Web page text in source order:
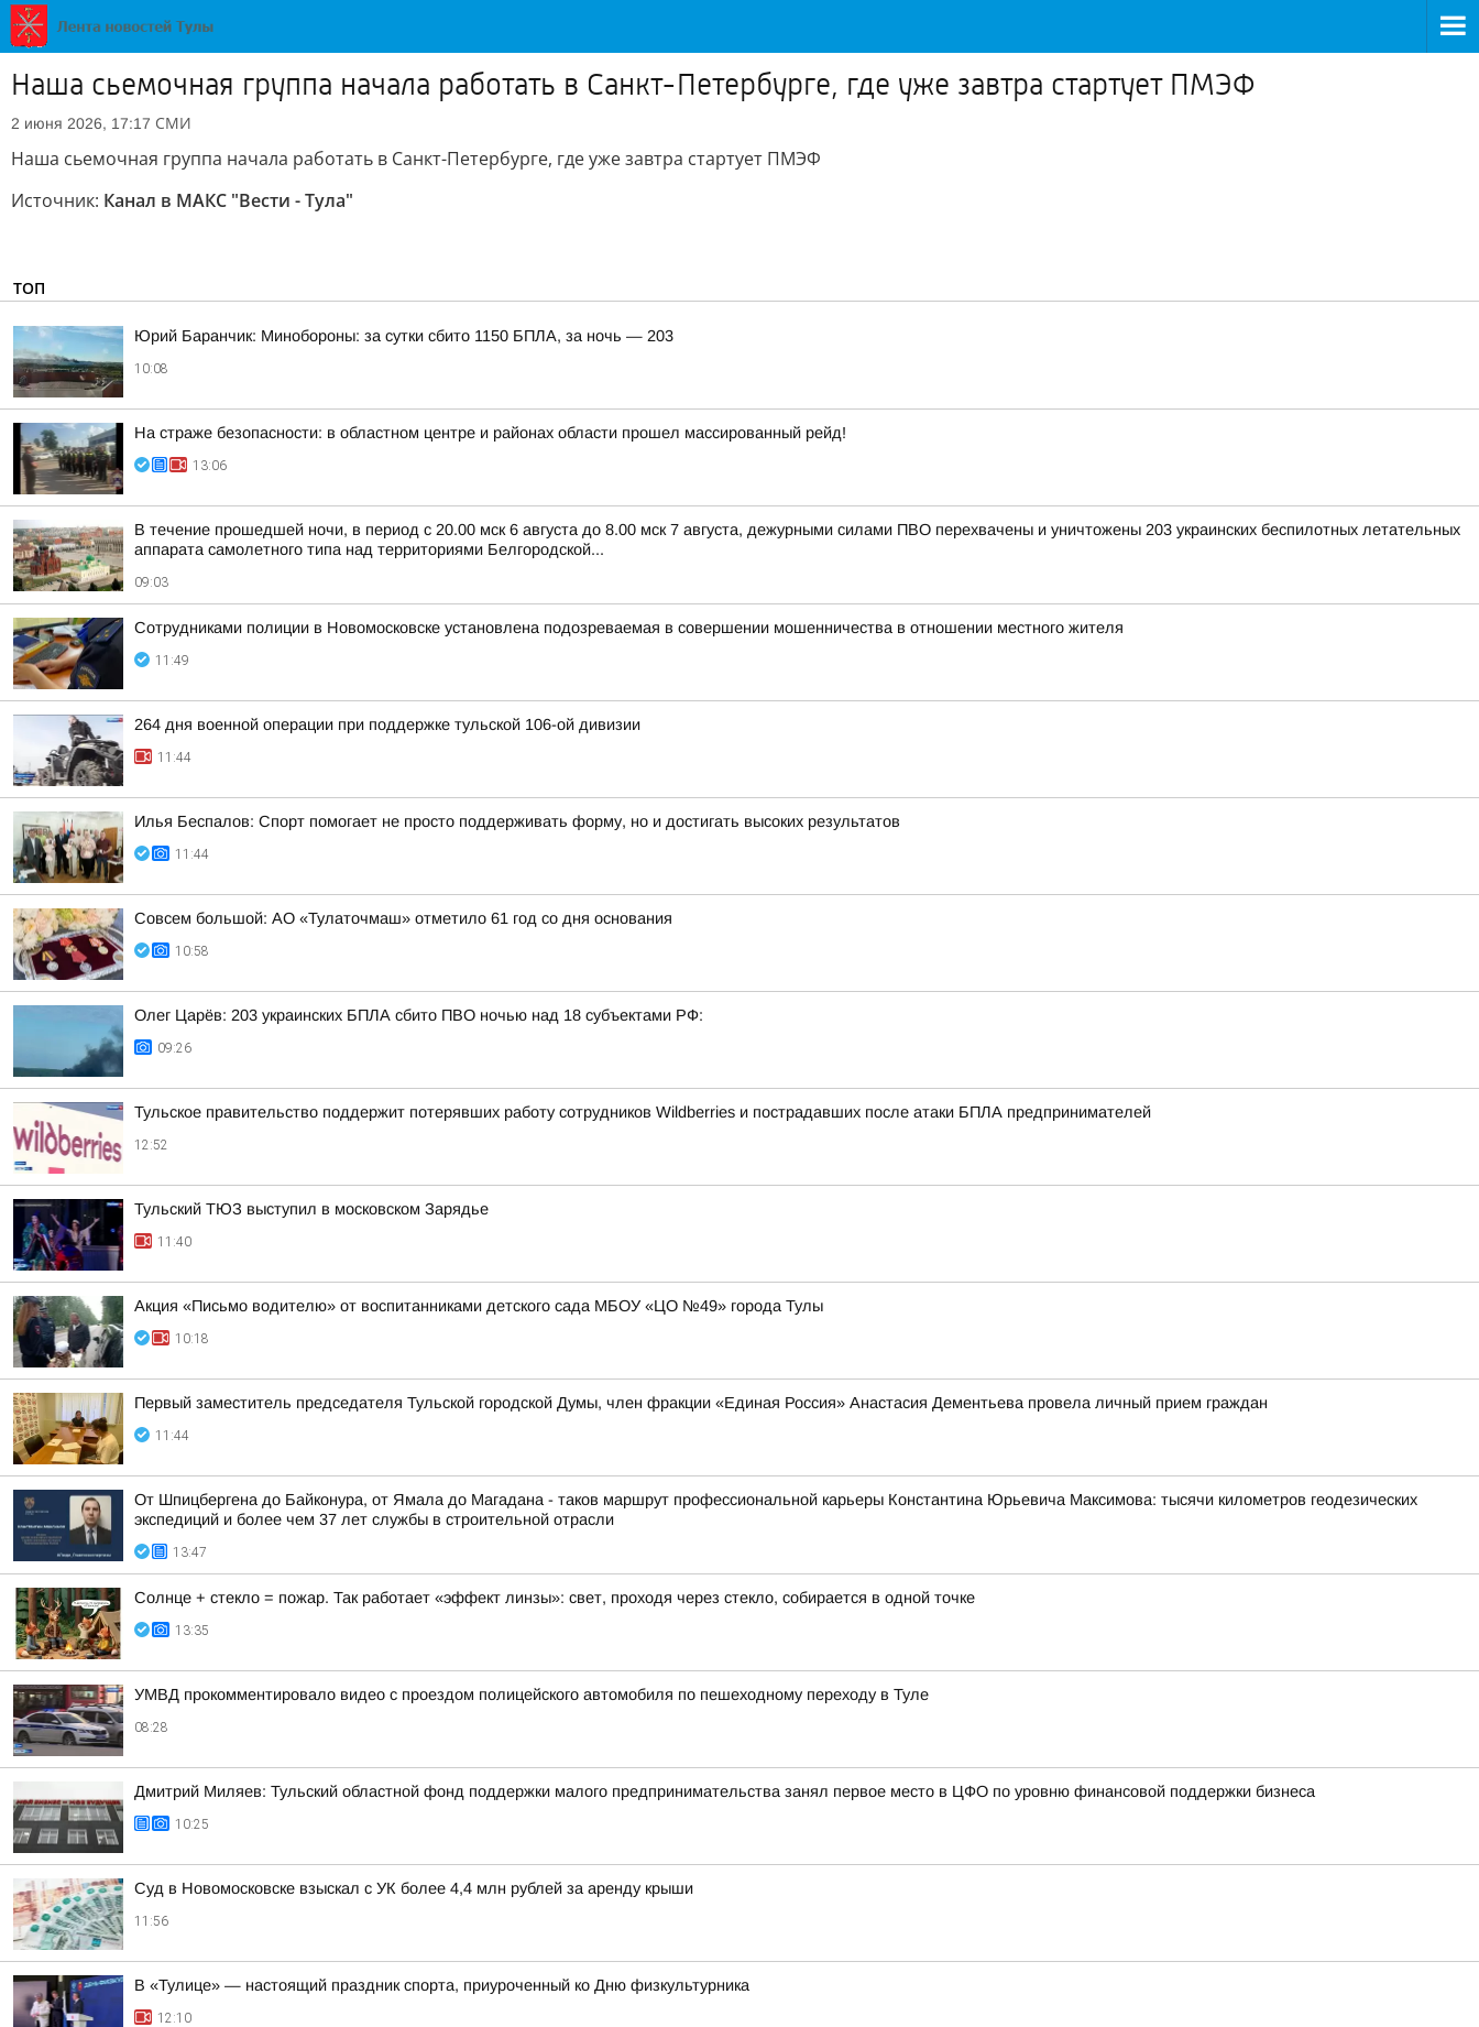
Наша сьемочная группа начала работать в Санкт-Петербурге, где уже завтра стартует ПМЭФ
2 июня 2026, 17:17 СМИ
Наша сьемочная группа начала работать в Санкт-Петербурге, где уже завтра стартует ПМЭФ
Источник: Канал в МАКС "Вести - Тула"
ТОП
Юрий Баранчик: Минобороны: за сутки сбито 1150 БПЛА, за ночь — 203
10:08
На страже безопасности: в областном центре и районах области прошел массированный рейд!
13:06
В течение прошедшей ночи, в период с 20.00 мск 6 августа до 8.00 мск 7 августа, дежурными силами ПВО перехвачены и уничтожены 203 украинских беспилотных летательных
аппарата самолетного типа над территориями Белгородской...
09:03
Сотрудниками полиции в Новомосковске установлена подозреваемая в совершении мошенничества в отношении местного жителя
11:49
264 дня военной операции при поддержке тульской 106-ой дивизии
11:44
Илья Беспалов: Спорт помогает не просто поддерживать форму, но и достигать высоких результатов
11:44
Совсем большой: АО «Тулаточмаш» отметило 61 год со дня основания
10:58
Олег Царёв: 203 украинских БПЛА сбито ПВО ночью над 18 субъектами РФ:
09:26
Тульское правительство поддержит потерявших работу сотрудников Wildberries и пострадавших после атаки БПЛА предпринимателей
12:52
Тульский ТЮЗ выступил в московском Зарядье
11:40
Акция «Письмо водителю» от воспитанниками детского сада МБОУ «ЦО №49» города Тулы
10:18
Первый заместитель председателя Тульской городской Думы, член фракции «Единая Россия» Анастасия Дементьева провела личный прием граждан
11:44
От Шпицбергена до Байконура, от Ямала до Магадана - таков маршрут профессиональной карьеры Константина Юрьевича Максимова: тысячи километров геодезических
экспедиций и более чем 37 лет службы в строительной отрасли
13:47
Солнце + стекло = пожар. Так работает «эффект линзы»: свет, проходя через стекло, собирается в одной точке
13:35
УМВД прокомментировало видео с проездом полицейского автомобиля по пешеходному переходу в Туле
08:28
Дмитрий Миляев: Тульский областной фонд поддержки малого предпринимательства занял первое место в ЦФО по уровню финансовой поддержки бизнеса
10:25
Суд в Новомосковске взыскал с УК более 4,4 млн рублей за аренду крыши
11:56
В «Тулице» — настоящий праздник спорта, приуроченный ко Дню физкультурника
12:10